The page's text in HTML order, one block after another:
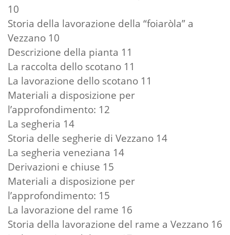
10
Storia della lavorazione della “foiaròla” a
Vezzano 10
Descrizione della pianta 11
La raccolta dello scotano 11
La lavorazione dello scotano 11
Materiali a disposizione per
l’approfondimento: 12
La segheria 14
Storia delle segherie di Vezzano 14
La segheria veneziana 14
Derivazioni e chiuse 15
Materiali a disposizione per
l’approfondimento: 15
La lavorazione del rame 16
Storia della lavorazione del rame a Vezzano 16